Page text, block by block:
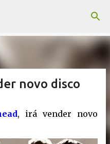
principal
novo disco
, irá vender novo